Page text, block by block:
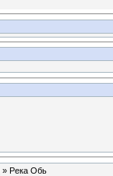
» Река Обь